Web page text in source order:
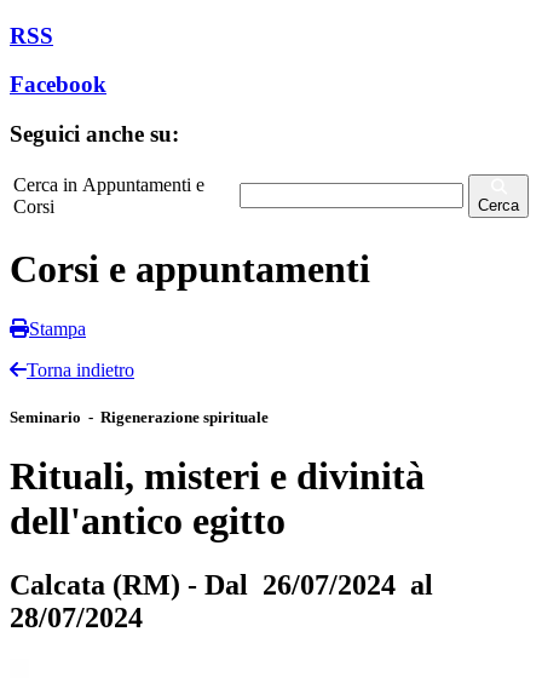
RSS
Facebook
Seguici anche su:
Cerca in Appuntamenti e
Corsi
Cerca
Corsi e appuntamenti
Stampa
Torna indietro
Seminario - Rigenerazione spirituale
Rituali, misteri e divinità
dell'antico egitto
Calcata (RM) - Dal 26/07/2024 al
28/07/2024